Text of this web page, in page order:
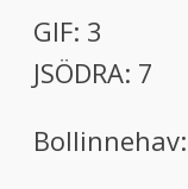
GIF: 3
JSÖDRA: 7
Bollinnehav: